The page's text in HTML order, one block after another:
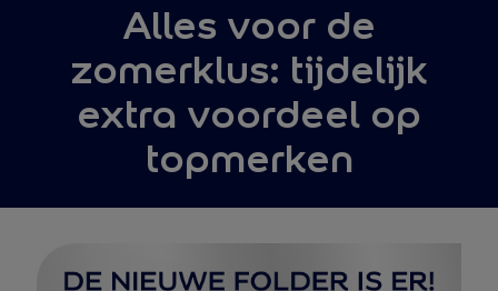
Alles voor de
zomerklus: tijdelijk
extra voordeel op
topmerken